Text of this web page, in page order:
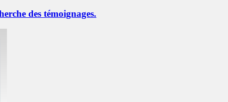
des témoignages.